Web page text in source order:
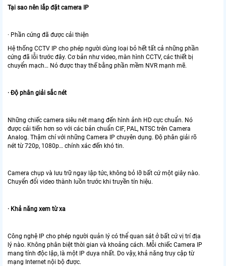
Tại sao nên lắp đặt camera IP
· Phần cứng đã được cải thiện
Hệ thống CCTV IP cho phép người dùng loại bỏ hết tất cả những phần
cứng đã lỗi trước đây. Cơ bản như video, màn hình CCTV, các thiết bị
chuyển mạch… Nó được thay thế bằng phần mềm NVR mạnh mẽ.
· Độ phân giải sắc nét
Những chiếc camera siêu nét mang đến hình ảnh HD cực chuẩn. Nó
được cải tiến hơn so với các bản chuẩn CIF, PAL, NTSC trên Camera
Analog. Thậm chí với những Camera IP chuyên dụng. Độ phân giải rõ
nét từ 720p, 1080p… chính xác đến khó tin.
Camera chụp và lưu trữ ngay lập tức, không bỏ lỡ bất cứ một giây nào.
Chuyển đổi video thành luồn trước khi truyền tín hiệu.
· Khả năng xem từ xa
Công nghệ IP cho phép người quản lý có thể quan sát ở bất cứ vị trí địa
lý nào. Không phân biệt thời gian và khoảng cách. Mỗi chiếc Camera IP
mang tính độc lập, là một IP duya nhất. Do vậy, khả năng truy cập từ
mạng Internet nội bộ được.